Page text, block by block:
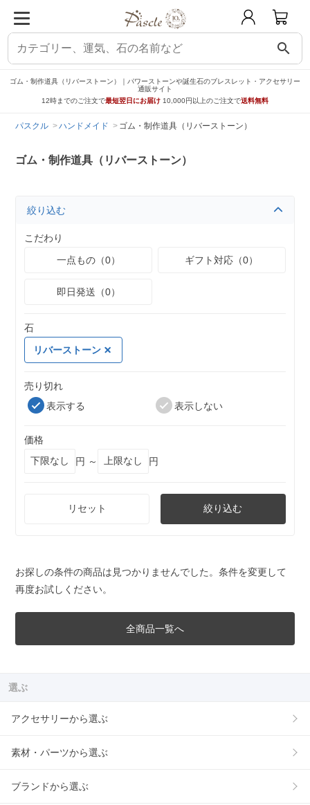
search
ゴム・制作道具（リバーストーン）｜パワーストーンや誕生石のブレスレット・アクセサリー
通販サイト
12時までのご注文で最短翌日にお届け 10,000円以上のご注文で送料無料
パスクル ハンドメイド ゴム・制作道具（リバーストーン）
ゴム・制作道具（リバーストーン）
絞り込む
こだわり
一点もの（0）
ギフト対応（0）
即日発送（0）
石
リバーストーン
売り切れ
表示する
表示しない
価格
円 ～
円
リセット 絞り込む
お探しの条件の商品は見つかりませんでした。条件を変更して
再度お試しください。
全商品一覧へ
選ぶ
アクセサリーから選ぶ
素材・パーツから選ぶ
ブランドから選ぶ